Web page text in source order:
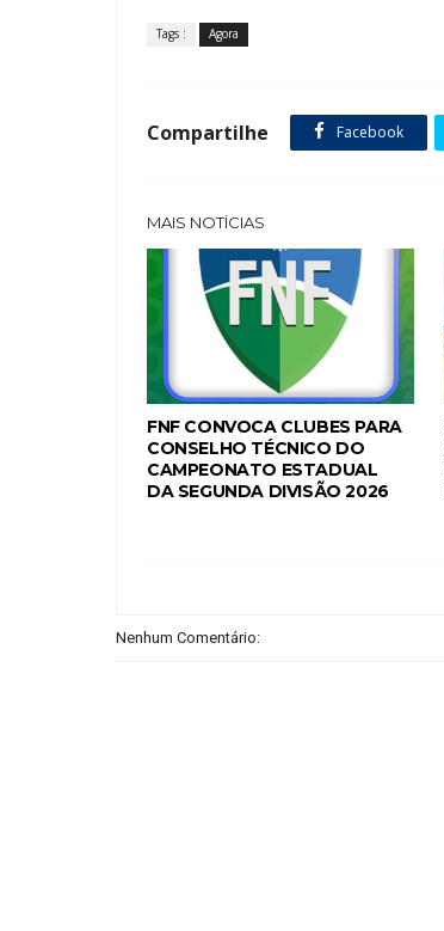
Tags : Agora
Compartilhe Facebook
MAIS NOTÍCIAS
FNF CONVOCA CLUBES PARA
CONSELHO TÉCNICO DO
CAMPEONATO ESTADUAL
DA SEGUNDA DIVISÃO 2026
Nenhum Comentário: